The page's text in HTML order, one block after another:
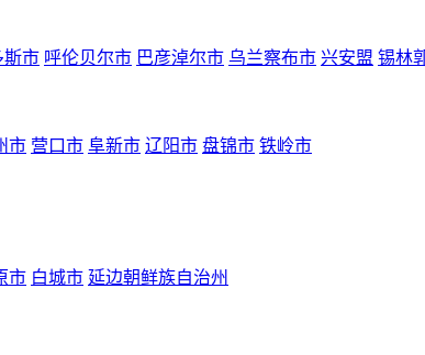
斯市 呼伦贝尔市 巴彦淖尔市 乌兰察布市 兴安盟 锡林
市 营口市 阜新市 辽阳市 盘锦市 铁岭市
市 白城市 延边朝鲜族自治州